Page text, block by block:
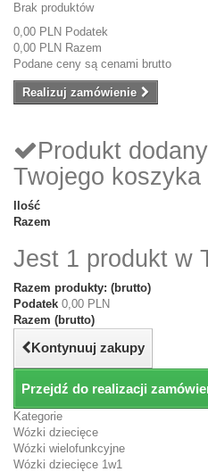
Brak produktów
0,00 PLN Podatek
0,00 PLN Razem
Podane ceny są cenami brutto
Realizuj zamówienie
Produkt
Twojego koszyka
Ilość
Razem
Jest 1 produkt w
Razem produkty: (brutto)
Podatek 0,00 PLN
Razem (brutto)
Kontynuuj zakupy
Przejdź do realizacji
Kategorie
Wózki dziecięce
Wózki wielofunkcyjne
Wózki dziecięce 1w1